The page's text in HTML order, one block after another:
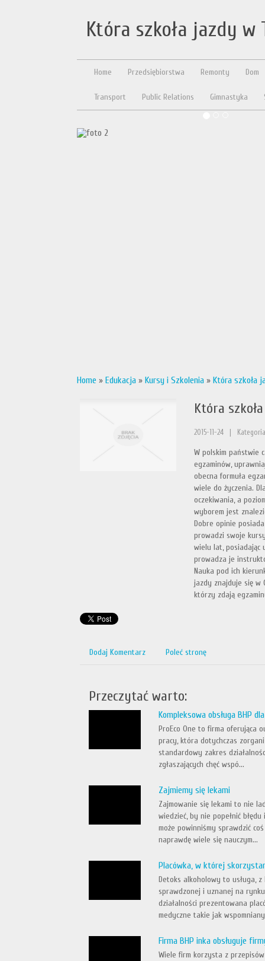
Która szkoła jazdy
Home Przedsiębiorstwa Remonty Dom
Transport Public Relations Gimnastyka
Home » Edukacja » Kursy i Szkolenia » Która szkoła
Która
2015-11-24
W polskim państwie
egzaminów,
obecna formuła
wiele do życzenia.
oczekiwania, a
wyborem jest
Dobre opinie
prowadzi swoje
wielu lat, posiadając
prowadza je
Nauka pod ich
jazdy znajduje się w
którzy zdają
Dodaj Komentarz Poleć stronę
Przeczytać warto:
Kompleksowa obsługa BHP
ProEco One to firma oferująca
pracy, która dotychczas
standardowy zakres
zgłaszających chęć wspó...
Zajmiemy się lekami
Zajmowanie się lekami to nie
wiedzieć, by nie popełnić
może powinniśmy sprawdzić
naprawdę wiele się nauczym...
Placówka, w której
Detoks alkoholowy to usługa,
sprawdzonej i uznanej na
działalności prezentowana
medyczne takie jak
Firma BHP inka obsługuje
Wiele firm korzysta z